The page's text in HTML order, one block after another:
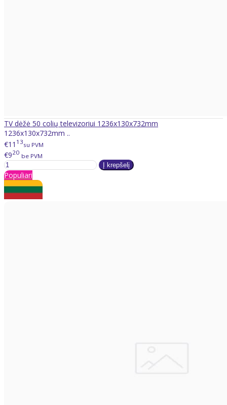
TV dėžė 50 colių televizoriui 1236x130x732mm
1236x130x732mm ..
€11 13su PVM
€920 be PVM
Populiari